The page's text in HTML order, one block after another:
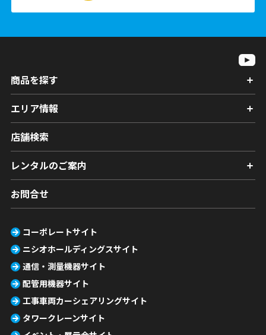
商品を探す
エリア情報
店舗検索
レンタルのご案内
お問合せ
コーポレートサイト
ニシオホールディングスサイト
通信・測量機器サイト
配管用機器サイト
工事車両カーシェアリングサイト
タワークレーンサイト